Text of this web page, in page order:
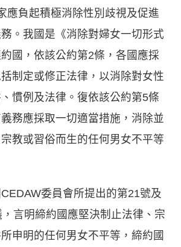
應負起積極消除性別歧視及促進
。我國是《消除對婦女一切形式
國，依該公約第2條，各國應採
制定或修正法律，以消除對女性
慣例及法律。復依該公約第5條
務應採取一切適當措施，消除並
教或習俗而生的任何男女不平等
委員會所提出的第21號及
言明締約國應堅決制止法律、宗
申明的任何男女不平等，締約國